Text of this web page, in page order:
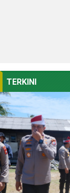
TERKINI